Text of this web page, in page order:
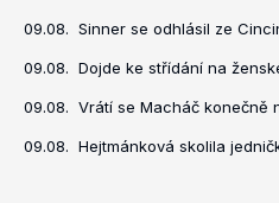
09.08. Sinner se odhlásil ze
09.08. Dojde ke střídání na
09.08. Vrátí se Macháč konečně
09.08. Hejtmánková skolila